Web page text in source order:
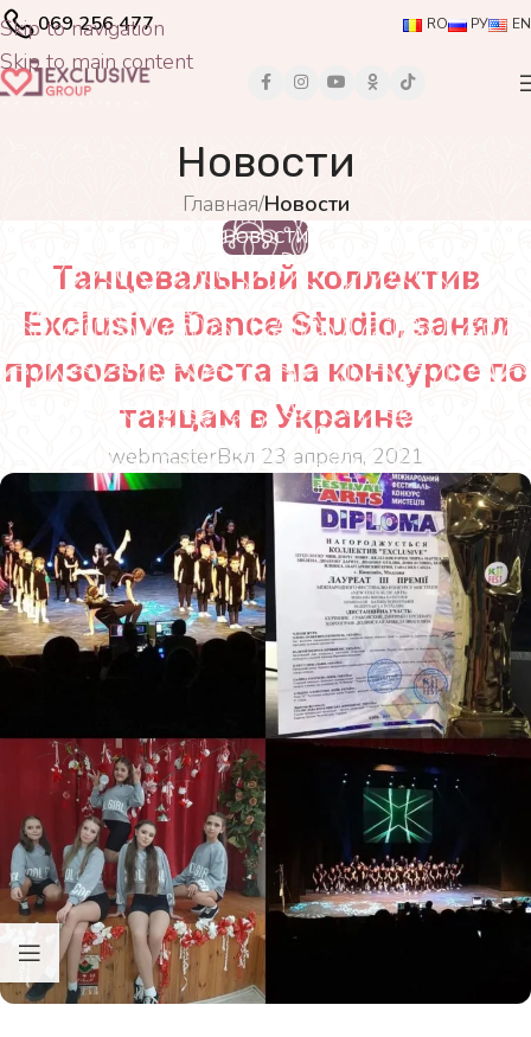
Skip to navigation
Skip to main content
069 256 477 RO РУ EN
Новости
Главная/Новости
НОВОСТИ
Танцевальный коллектив
Exclusive Dance Studio, занял
призовые места на конкурсе по
танцам в Украине
webmasterВкл 23 апреля, 2021